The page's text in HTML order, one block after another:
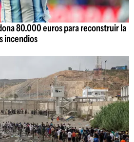
80.000 euros para reconstruir la
incendios